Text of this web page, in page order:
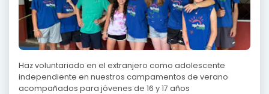
Haz voluntariado en el extranjero como adolescente
independiente en nuestros campamentos de verano
acompañados para jóvenes de 16 y 17 años